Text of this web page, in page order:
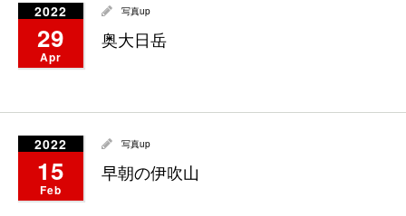
2022
29
Apr
写真up
奥大日岳
2022
15
Feb
写真up
早朝の伊吹山